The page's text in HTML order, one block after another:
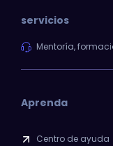
servicios
Mentoría,
Aprenda
Centro de ayuda